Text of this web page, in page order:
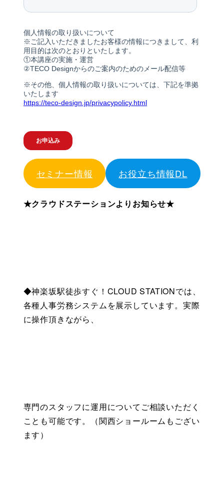
セミナー情報 お役立ち情報DL
★クラウドステーションよりお知らせ★
◆神楽坂駅徒歩すぐ！CLOUD STATIONでは、
各種人事労務システムを展示しています。実際
に操作頂きながら、
専門のスタッフに運用についてご相談いただく
ことも可能です。（関西ショールームもござい
ます）